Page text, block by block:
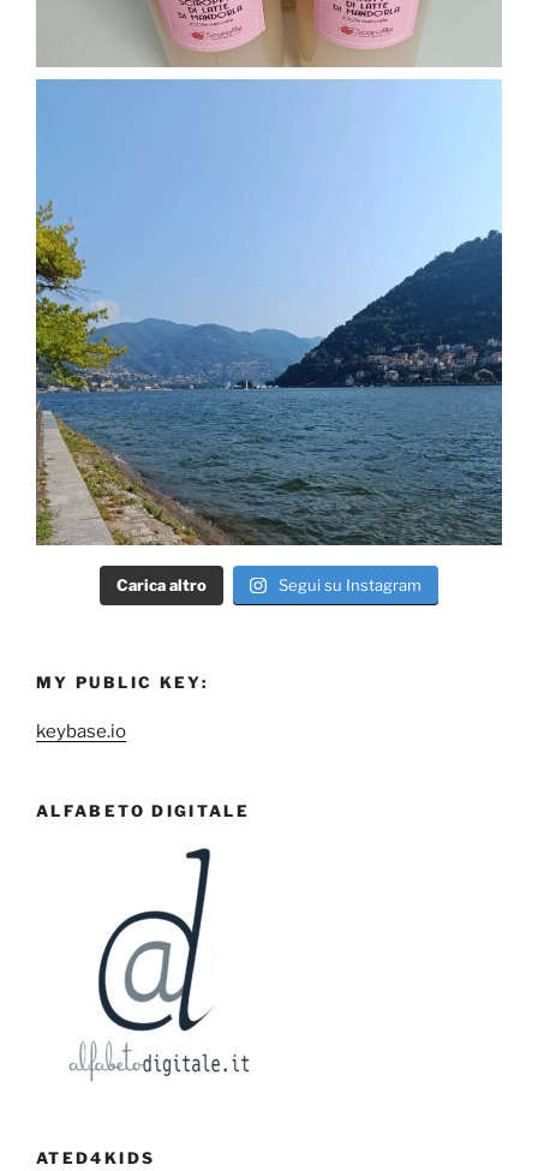
Carica altro Segui su Instagram
MY PUBLIC KEY:
keybase.io
ALFABETO DIGITALE
ATED4KIDS